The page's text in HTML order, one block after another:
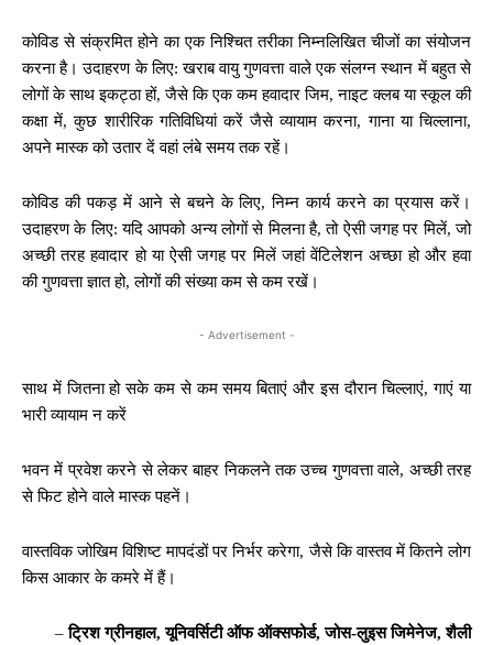
कोविड से संक्रमित होने का एक निश्चित तरीका निम्नलिखित चीजों का संयोजन
करना है। उदाहरण के लिए: खराब वायु गुणवत्ता वाले एक संलग्न स्थान में बहुत से
लोगों के साथ इकट्ठा हों, जैसे कि एक कम हवादार जिम, नाइट क्लब या स्कूल की
कक्षा में, कुछ शारीरिक गतिविधियां करें जैसे व्यायाम करना, गाना या चिल्लाना,
अपने मास्क को उतार दें वहां लंबे समय तक रहें।
कोविड की पकड़ में आने से बचने के लिए, निम्न कार्य करने का प्रयास करें।
उदाहरण के लिए: यदि आपको अन्य लोगों से मिलना है, तो ऐसी जगह पर मिलें, जो
अच्छी तरह हवादार हो या ऐसी जगह पर मिलें जहां वेंटिलेशन अच्छा हो और हवा
की गुणवत्ता ज्ञात हो, लोगों की संख्या कम से कम रखें।
- Advertisement -
साथ में जितना हो सके कम से कम समय बिताएं और इस दौरान चिल्लाएं, गाएं या
भारी व्यायाम न करें
भवन में प्रवेश करने से लेकर बाहर निकलने तक उच्च गुणवत्ता वाले, अच्छी तरह
से फिट होने वाले मास्क पहनें।
वास्तविक जोखिम विशिष्ट मापदंडों पर निर्भर करेगा, जैसे कि वास्तव में कितने लोग
किस आकार के कमरे में हैं।
–ट्रिश ग्रीनहाल, यूनिवर्सिटी ऑफ ऑक्सफोर्ड, जोस-लुइस जिमेनेज, शैली